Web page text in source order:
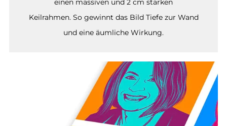
einen massiven und 2 cm starken
Keilrahmen. So gewinnt das Bild Tiefe zur Wand
und eine äumliche Wirkung.